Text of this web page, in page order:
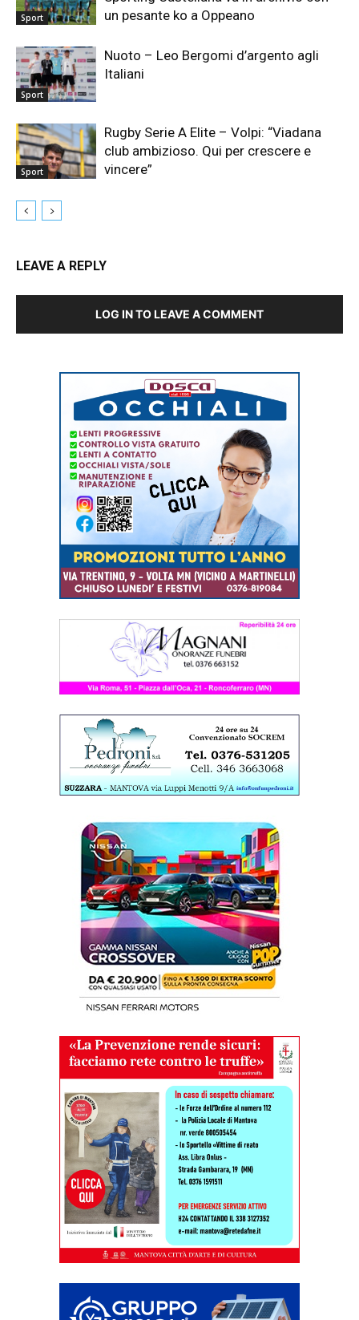
Sport
un pesante ko a Oppeano
Sport
Nuoto – Leo Bergomi d’argento agli
Italiani
Sport
Rugby Serie A Elite – Volpi: “Viadana
club ambizioso. Qui per crescere e
vincere”
LEAVE A REPLY
LOG IN TO LEAVE A COMMENT